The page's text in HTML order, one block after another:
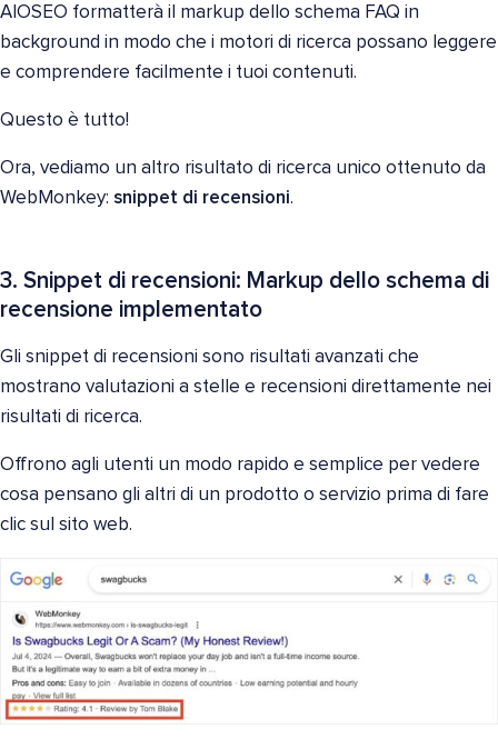
AIOSEO formatterà il markup dello schema FAQ in
background in modo che i motori di ricerca possano leggere
e comprendere facilmente i tuoi contenuti.
Questo è tutto!
Ora, vediamo un altro risultato di ricerca unico ottenuto da
WebMonkey: snippet di recensioni.
3. Snippet di recensioni: Markup dello schema di
recensione implementato
Gli snippet di recensioni sono risultati avanzati che
mostrano valutazioni a stelle e recensioni direttamente nei
risultati di ricerca.
Offrono agli utenti un modo rapido e semplice per vedere
cosa pensano gli altri di un prodotto o servizio prima di fare
clic sul sito web.